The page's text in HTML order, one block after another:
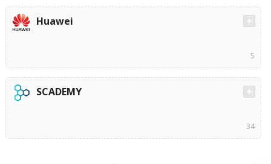
Huawei
5
SCADEMY
34